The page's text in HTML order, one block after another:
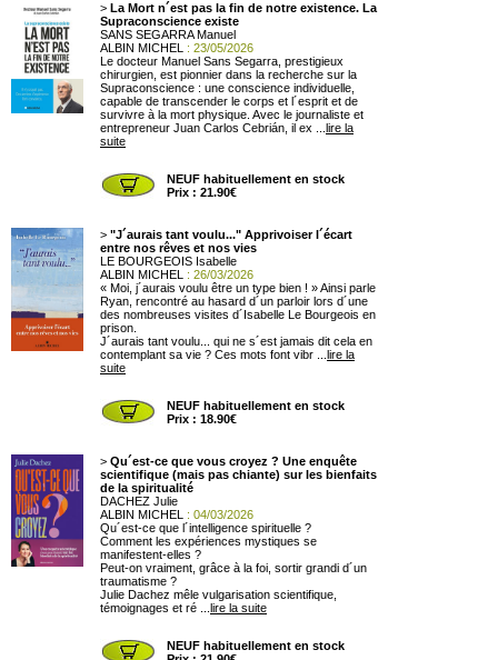
> La Mort n´est pas la fin de notre existence. La
Supraconscience existe
SANS SEGARRA Manuel
ALBIN MICHEL
: 23/05/2026
Le docteur Manuel Sans Segarra, prestigieux
chirurgien, est pionnier dans la recherche sur la
Supraconscience : une conscience individuelle,
capable de transcender le corps et l´esprit et de
survivre à la mort physique. Avec le journaliste et
entrepreneur Juan Carlos Cebrián, il ex ... lire la
suite
NEUF habituellement en stock
Prix : 21.90€
> "J´aurais tant voulu..." Apprivoiser l´écart
entre nos rêves et nos vies
LE BOURGEOIS Isabelle
ALBIN MICHEL
: 26/03/2026
« Moi, j´aurais voulu être un type bien ! » Ainsi parle
Ryan, rencontré au hasard d´un parloir lors d´une
des nombreuses visites d´Isabelle Le Bourgeois en
prison.
J´aurais tant voulu... qui ne s´est jamais dit cela en
contemplant sa vie ? Ces mots font vibr ... lire la
suite
NEUF habituellement en stock
Prix : 18.90€
> Qu´est-ce que vous croyez ? Une enquête
scientifique (mais pas chiante) sur les bienfaits
de la spiritualité
DACHEZ Julie
ALBIN MICHEL
: 04/03/2026
Qu´est-ce que l´intelligence spirituelle ?
Comment les expériences mystiques se
manifestent-elles ?
Peut-on vraiment, grâce à la foi, sortir grandi d´un
traumatisme ?
Julie Dachez mêle vulgarisation scientifique,
témoignages et ré ... lire la suite
NEUF habituellement en stock